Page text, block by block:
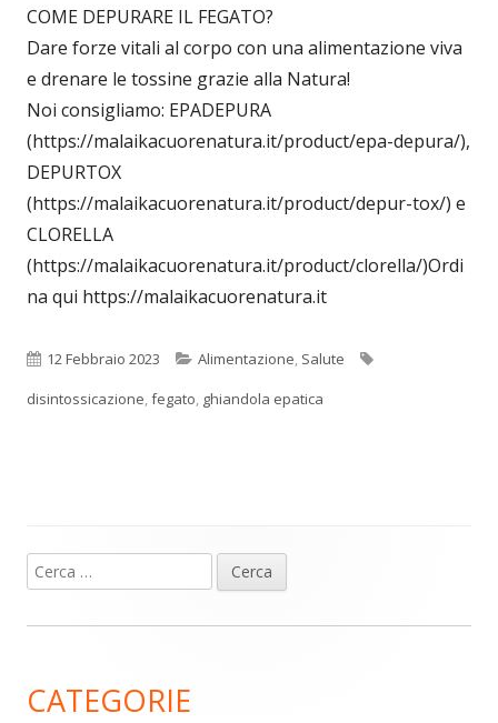
COME DEPURARE IL FEGATO?
Dare forze vitali al corpo con una alimentazione viva
e drenare le tossine grazie alla Natura!
Noi consigliamo: EPADEPURA
(https://malaikacuorenatura.it/product/epa-depura/),
DEPURTOX
(https://malaikacuorenatura.it/product/depur-tox/) e
CLORELLA
(https://malaikacuorenatura.it/product/clorella/)Ordi
na qui https://malaikacuorenatura.it
Pubblicato
12 Febbraio 2023 Categorie
Alimentazione, Salute
disintossicazione,fegato, ghiandola epatica
Barra
laterale
Ricerca
per:
CATEGORIE